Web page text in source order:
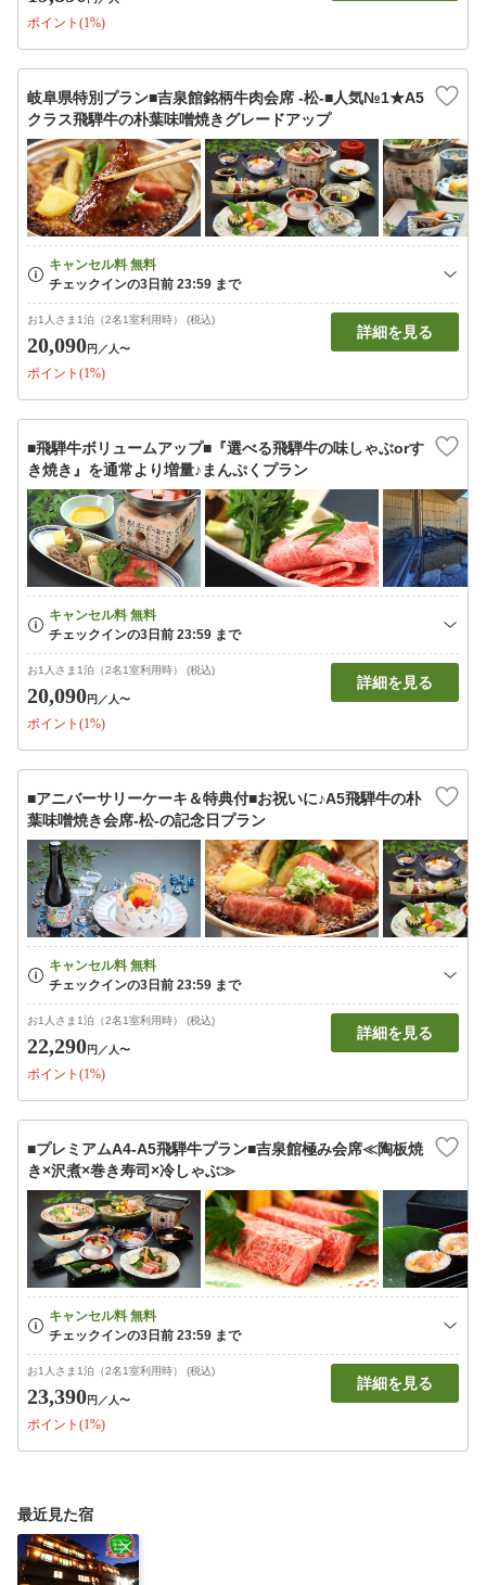
ポイント(1%)
岐阜県特別プラン■吉泉館銘柄牛肉会席 -松-■人気№1★A5
クラス飛騨牛の朴葉味噌焼きグレードアップ
お1人さま1泊（2名1室利用時） (税込)
20,090円 ／人〜
ポイント(1%)
詳細を見る
■飛騨牛ボリュームアップ■『選べる飛騨牛の味しゃぶorす
き焼き』を通常より増量♪まんぷくプラン
お1人さま1泊（2名1室利用時） (税込)
20,090円 ／人〜
ポイント(1%)
詳細を見る
■アニバーサリーケーキ＆特典付■お祝いに♪A5飛騨牛の朴
葉味噌焼き会席-松-の記念日プラン
お1人さま1泊（2名1室利用時） (税込)
22,290円 ／人〜
ポイント(1%)
詳細を見る
■プレミアムA4-A5飛騨牛プラン■吉泉館極み会席≪陶板焼
き×沢煮×巻き寿司×冷しゃぶ≫
お1人さま1泊（2名1室利用時） (税込)
23,390円 ／人〜
ポイント(1%)
詳細を見る
最近見た宿